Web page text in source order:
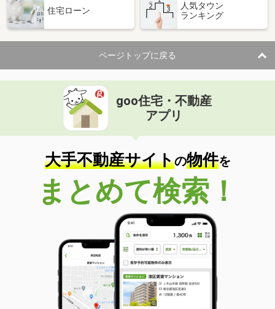
住宅ローン
人気タウン
ランキング
ページトップに戻る
goo住宅・不動産
アプリ
大手不動産サイトの物件を
まとめて検索！